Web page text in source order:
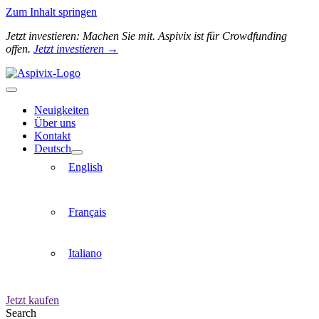
Zum Inhalt springen
Jetzt investieren: Machen Sie mit. Aspivix ist für Crowdfunding
offen. Jetzt investieren →
Neuigkeiten
Über uns
Kontakt
Deutsch
English
Français
Italiano
Jetzt kaufen
Search